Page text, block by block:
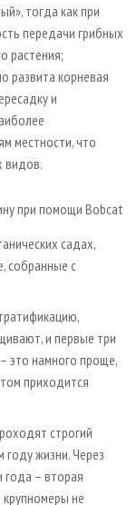
тогда как при
передачи грибных
растения;
развита корневая
и
местности, что
видов.
при помощи Bobcat
садах,
собранные с
и первые три
это намного проще,
приходится
строгий
жизни. Через
года – вторая
не